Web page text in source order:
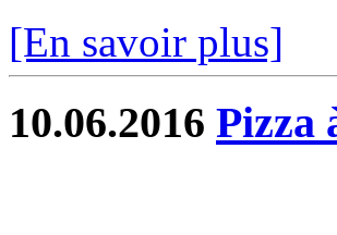
[En savoir plus]
10.06.2016 Pizza